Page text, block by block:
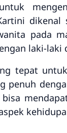
pada
laki-
tepat
penuh